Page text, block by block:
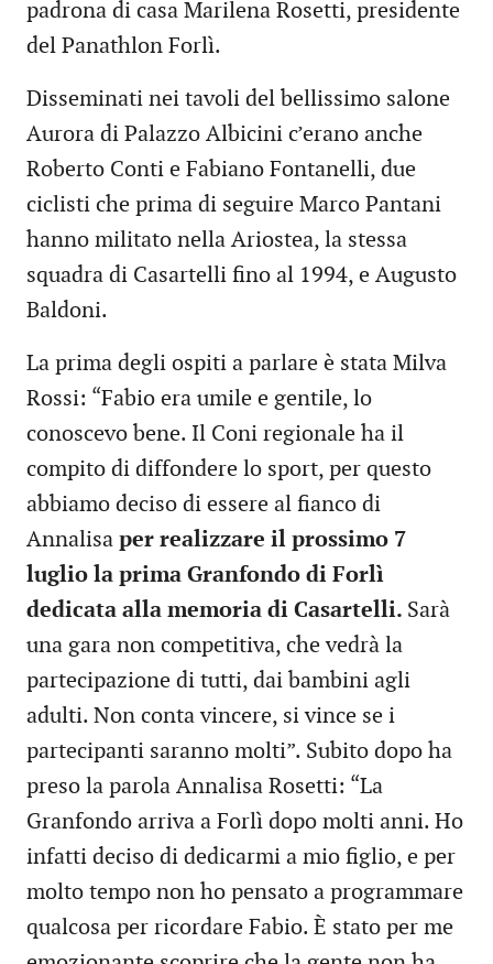
padrona di casa Marilena Rosetti, presidente
del Panathlon Forlì.
Disseminati nei tavoli del bellissimo salone
Aurora di Palazzo Albicini c’erano anche
Roberto Conti e Fabiano Fontanelli, due
ciclisti che prima di seguire Marco Pantani
hanno militato nella Ariostea, la stessa
squadra di Casartelli fino al 1994, e Augusto
Baldoni.
La prima degli ospiti a parlare è stata Milva
Rossi: “Fabio era umile e gentile, lo
conoscevo bene. Il Coni regionale ha il
compito di diffondere lo sport, per questo
abbiamo deciso di essere al fianco di
Annalisa per realizzare il prossimo 7
luglio la prima Granfondo di Forlì
dedicata alla memoria di Casartelli. Sarà
una gara non competitiva, che vedrà la
partecipazione di tutti, dai bambini agli
adulti. Non conta vincere, si vince se i
partecipanti saranno molti”. Subito dopo ha
preso la parola Annalisa Rosetti: “La
Granfondo arriva a Forlì dopo molti anni. Ho
infatti deciso di dedicarmi a mio figlio, e per
molto tempo non ho pensato a programmare
qualcosa per ricordare Fabio. È stato per me